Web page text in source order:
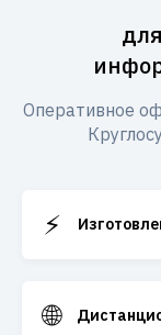
Оперативное
⚡
🌐